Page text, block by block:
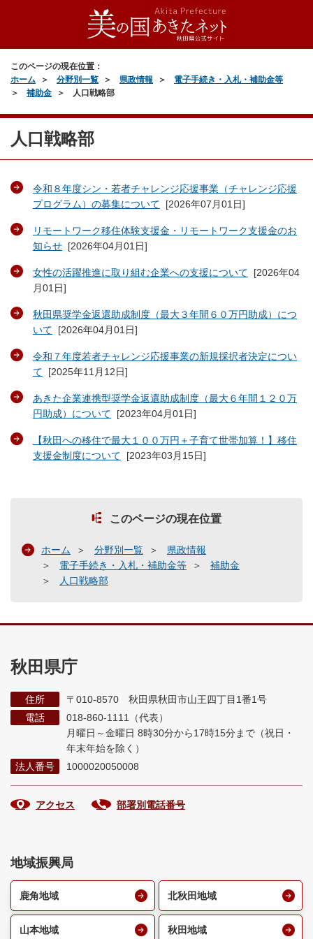
このページの現在位置：
ホーム
分野別一覧 県政情報
電子手続き・入札・補助金等
補助金
人口戦略部
人口戦略部
令和８年度シン・若者チャレンジ応援事業（チャレンジ応援
プログラム）の募集について [2026年07月01日]
リモートワーク移住体験支援金・リモートワーク支援金のお
知らせ [2026年04月01日]
女性の活躍推進に取り組む企業への支援について [2026年04
月01日]
秋田県奨学金返還助成制度（最大３年間６０万円助成）につ
いて [2026年04月01日]
令和７年度若者チャレンジ応援事業の新規採択者決定につい
て [2025年11月12日]
あきた企業連携型奨学金返還助成制度（最大６年間１２０万
円助成）について [2023年04月01日]
【秋田への移住で最大１００万円＋子育て世帯加算！】移住
支援金制度について [2023年03月15日]
このページの現在位置
ホーム 分野別一覧
県政情報
電子手続き・入札・補助金等
補助金
人口戦略部
秋田県庁
住所
〒010-8570 秋田県秋田市山王四丁目1番1号
電話
018-860-1111（代表）
月曜日～金曜日 8時30分から17時15分まで （祝日・
年末年始を除く）
法人番号
1000020050008
アクセス 部署別電話番号
地域振興局
鹿角地域 北秋田地域
山本地域 秋田地域